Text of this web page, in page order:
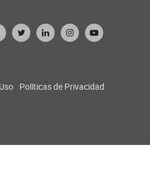
Políticas de Privacidad